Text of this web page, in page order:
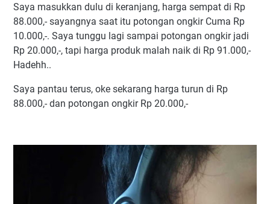
Saya masukkan dulu di keranjang, harga sempat di Rp
88.000,- sayangnya saat itu potongan ongkir Cuma Rp
10.000,-. Saya tunggu lagi sampai potongan ongkir jadi
Rp 20.000,-, tapi harga produk malah naik di Rp 91.000,-
Hadehh..
Saya pantau terus, oke sekarang harga turun di Rp
88.000,- dan potongan ongkir Rp 20.000,-